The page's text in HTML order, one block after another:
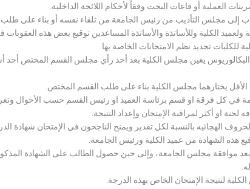
العملية أو قاعات البحث وفقاً لأحكام اللائحة الداخلية.
إلى مجلس التأديب من رئيس الجامعة من تلقاء نفسه أو بناء على طلب
الكلية وللأساتذة والأساتذة المساعدين توقيع بعض هذه العقوبات
للكليات تحديد نظم الامتحانات الخاصة بها.
البكالوريوس يعين مجلس الكلية بعد أخذ رأي مجلس القسم المختص أحد
يختارهما مجلس الكلية بناء على طلب القسم المختص.
في كل فرقة او قسم برئاسة العميد او رئيس القسم حسب الأحوال وتعرض
او أكثر لمراقبة الإمتحان وإعداد النتيجة.
الهجائيه بالنسبة لكل تقدير ويمنح الناجحون في الإمتحان شهادة
هذه الشهادة من عميد الكلية ورئيس الجامعة.
موافقة مجلس الجامعة، وإلى حين حصول الطالب على الشهادة
لنتيجة الإمتحان الخاص بهذه الدرجة.